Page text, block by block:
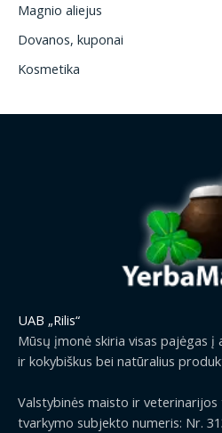
Magnio aliejus
Dovanos, kuponai
Kosmetika
UAB „Rilis“
Mūsų įmonė skiria visas pajėgas
ir kokybiškus bei natūralius
Valstybinės maisto ir
tvarkymo subjekto numeris: Nr.